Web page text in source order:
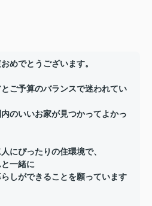
めでとうございます。
ご予算のバランスで迷われてい
のいいお家が見つかってよかっ
にぴったりの住環境で、
一緒に
しができることを願っています